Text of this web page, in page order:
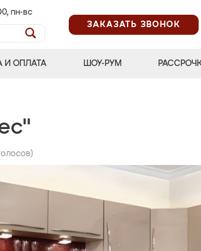
пн-вс
ЗАКАЗАТЬ ЗВОНОК
И ОПЛАТА ШОУ-РУМ